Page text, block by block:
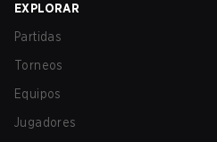
EXPLORAR
Partidas
Torneos
Equipos
Jugadores